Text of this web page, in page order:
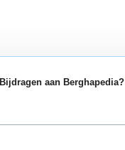
Bijdragen aan Berghapedia?